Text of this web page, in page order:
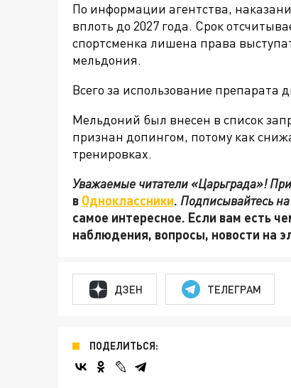
По информации агентства,
вплоть до 2027 года. Срок
спортсменка лишена права
мельдония.
Всего за использование препарата
Мельдоний был внесен в список
признан допингом, потому как
тренировках.
Уважаемые читатели «Царьграда»!
в Одноклассники. Подписывайтесь
самое интересное. Если вам есть
наблюдения, вопросы, новости на
ДЗЕН ТЕЛЕГРАМ
ПОДЕЛИТЬСЯ: